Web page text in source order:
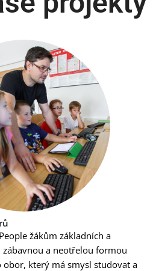
žákům základních a
a neotřelou formou
obor, který má smysl studovat a